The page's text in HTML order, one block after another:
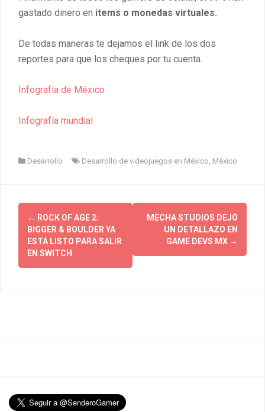
gastado dinero en items o monedas virtuales.
De todas maneras te dejamos el link de los dos
reportes para que los cheques por tu cuenta.
Infografía de México
Infografía mundial
Desarrollo Desarrollo de videojuegos en México, México
Post
navigation
← ROCK OF AGE 2:
BIGGER & BOULDER YA
ESTÁ LISTO PARA SALIR
EN SWITCH
MECHA STUDIOS DEJÓ
UN DETALLAZO EN
GAME DEVS MX →